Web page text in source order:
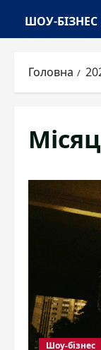
ШОУ-БІЗНЕС
Головна
Шоу-бізнес